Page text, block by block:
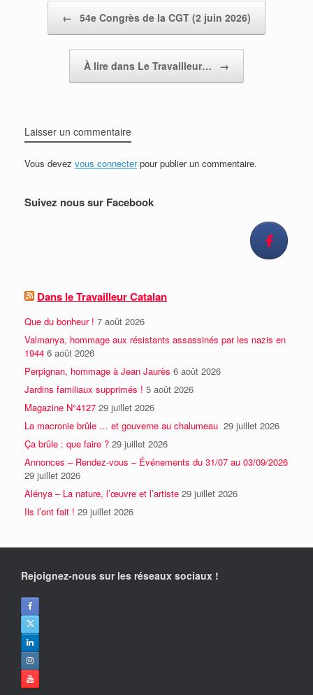
← 54e Congrès de la CGT (2 juin 2026)
À lire dans Le Travailleur… →
Laisser un commentaire
Vous devez vous connecterpour publier un commentaire.
Suivez nous sur Facebook
Dans le Travailleur Catalan
Que du bonheur ! 7 août 2026
Valmanya, hommage aux résistants assassinés par les nazis en
1944 6 août 2026
Perpignan, hommage à Jean Jaurès 6 août 2026
Jardins familiaux supprimés ! 5 août 2026
Magazine N°4127 29 juillet 2026
La macronie brûle … et gouverne au chalumeau 29 juillet 2026
Ça brûle : que faire ? 29 juillet 2026
Annonces – Rendez-vous – Événements du 31/07 au 03/09/2026
29 juillet 2026
Alénya – La nature, l’œuvre et l’artiste 29 juillet 2026
Ils l’ont fait ! 29 juillet 2026
Rejoignez-nous sur les réseaux sociaux !